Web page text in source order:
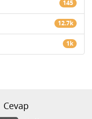
145
12.7k
1k
Cevap